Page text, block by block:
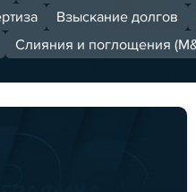
Взыскание долгов
Слияния и поглощения